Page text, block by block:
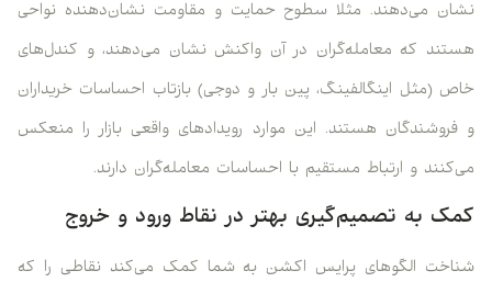
نشان می‌دهند. مثلا سطوح حمایت و مقاومت نشان‌دهنده نواحی
هستند که معامله‌گران در آن واکنش نشان می‌دهند، و کندل‌های
خاص (مثل اینگالفینگ، پین بار و دوجی) بازتاب احساسات خریداران
و فروشندگان هستند. این موارد رویدادهای واقعی بازار را منعکس
می‌کنند و ارتباط مستقیم با احساسات معامله‌گران دارند.
کمک به تصمیم‌گیری بهتر در نقاط ورود و خروج
شناخت الگوهای پرایس اکشن به شما کمک می‌کند نقاطی را که